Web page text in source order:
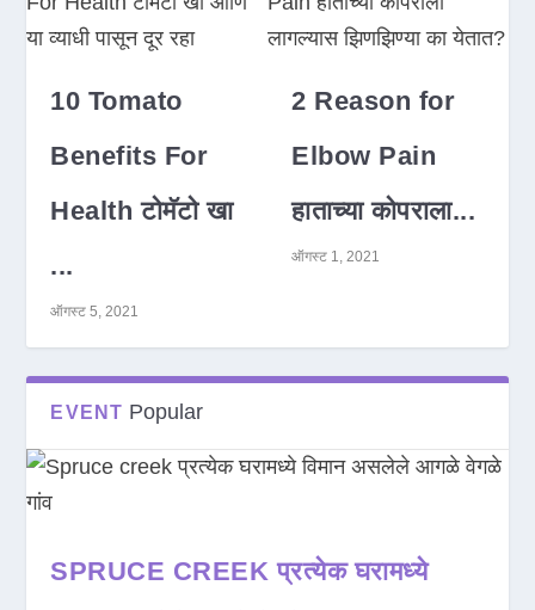
10 Tomato
Benefits For
Health टोमॅटो खा
...
ऑगस्ट 5, 2021
2 Reason for
Elbow Pain
हाताच्या कोपराला...
ऑगस्ट 1, 2021
EVENT Popular
SPRUCE CREEK प्रत्येक घरामध्ये